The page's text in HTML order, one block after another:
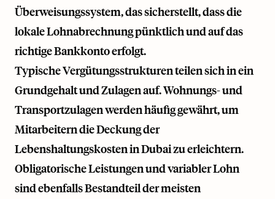
Überweisungssystem, das sicherstellt, dass die
lokale Lohnabrechnung pünktlich und auf das
richtige Bankkonto erfolgt.
Typische Vergütungsstrukturen teilen sich in ein
Grundgehalt und Zulagen auf. Wohnungs- und
Transportzulagen werden häufig gewährt, um
Mitarbeitern die Deckung der
Lebenshaltungskosten in Dubai zu erleichtern.
Obligatorische Leistungen und variabler Lohn
sind ebenfalls Bestandteil der meisten